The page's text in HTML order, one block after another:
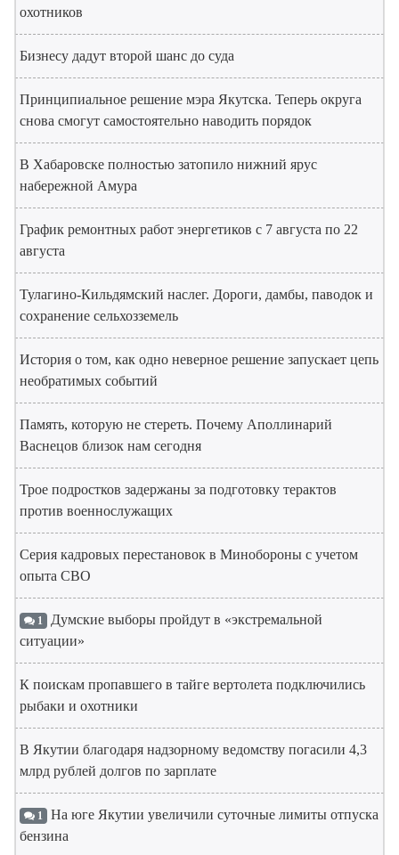
охотников
Бизнесу дадут второй шанс до суда
Принципиальное решение мэра Якутска. Теперь округа
снова смогут самостоятельно наводить порядок
В Хабаровске полностью затопило нижний ярус
набережной Амура
График ремонтных работ энергетиков с 7 августа по 22
августа
Тулагино-Кильдямский наслег. Дороги, дамбы, паводок и
сохранение сельхозземель
История о том, как одно неверное решение запускает цепь
необратимых событий
Память, которую не стереть. Почему Аполлинарий
Васнецов близок нам сегодня
Трое подростков задержаны за подготовку терактов
против военнослужащих
Серия кадровых перестановок в Минобороны с учетом
опыта СВО
1 Думские выборы пройдут в «экстремальной
ситуации»
К поискам пропавшего в тайге вертолета подключились
рыбаки и охотники
В Якутии благодаря надзорному ведомству погасили 4,3
млрд рублей долгов по зарплате
1 На юге Якутии увеличили суточные лимиты отпуска
бензина